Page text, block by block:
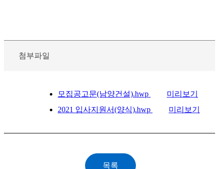
첨부파일
모집공고문(남양건설).hwp
미리보기
2021 입사지원서(양식).hwp
미리보기